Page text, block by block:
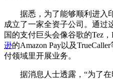
据悉，为了能够顺利进入印
成立了一家全资子公司。通过
国的支付巨头会像谷歌的Tez，
逊的Amazon Pay以及
付领域里开展业务。
据消息人士透露，“为了在